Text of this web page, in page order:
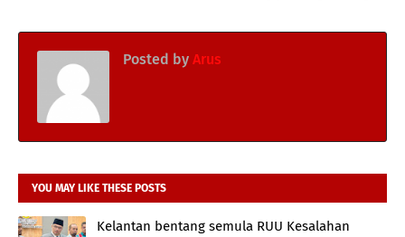
Posted by Arus
YOU MAY LIKE THESE POSTS
Kelantan bentang semula RUU Kesalahan